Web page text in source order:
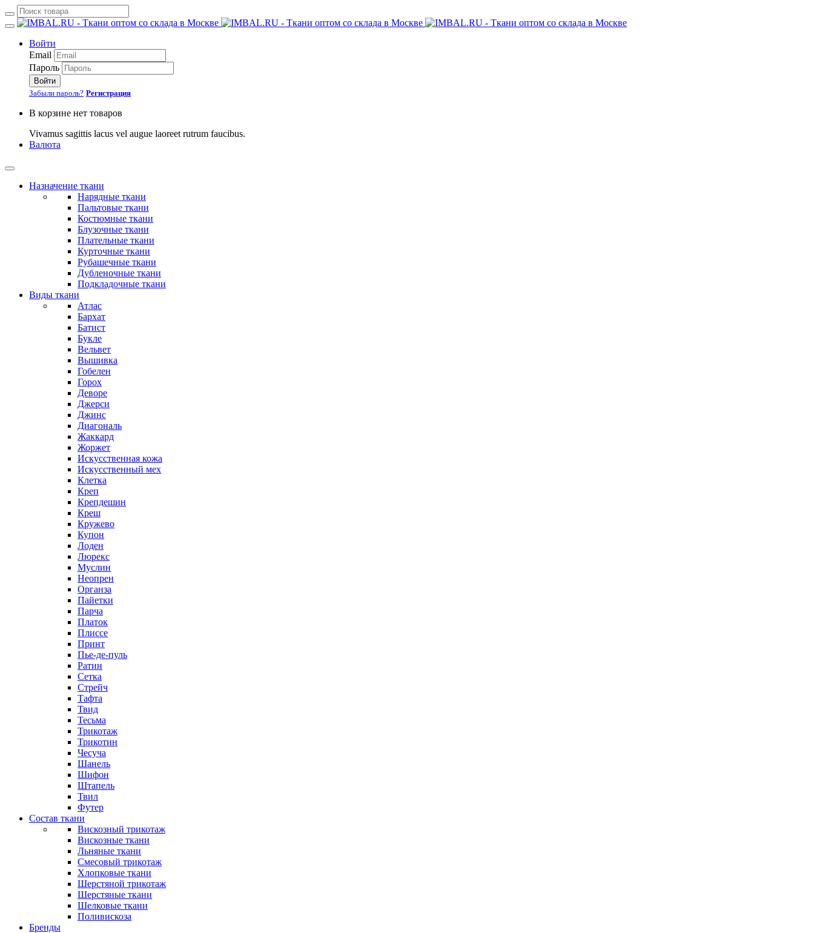
Войти
Email
Пароль
Войти
Забыли пароль? Регистрация
В корзине нет товаров
Vivamus sagittis lacus vel augue laoreet rutrum faucibus.
Валюта
Назначение ткани
Нарядные ткани
Пальтовые ткани
Костюмные ткани
Блузочные ткани
Плательные ткани
Курточные ткани
Рубашечные ткани
Дубленочные ткани
Подкладочные ткани
Виды ткани
Атлас
Бархат
Батист
Букле
Вельвет
Вышивка
Гобелен
Горох
Деворе
Джерси
Джинс
Диагональ
Жаккард
Жоржет
Искусственная кожа
Искусственный мех
Клетка
Креп
Крепдешин
Креш
Кружево
Купон
Лоден
Люрекс
Муслин
Неопрен
Органза
Пайетки
Парча
Платок
Плиссе
Принт
Пье-де-пуль
Ратин
Сетка
Стрейч
Тафта
Твид
Тесьма
Трикотаж
Трикотин
Чесуча
Шанель
Шифон
Штапель
Твил
Футер
Состав ткани
Вискозный трикотаж
Вискозные ткани
Льняные ткани
Смесовый трикотаж
Хлопковые ткани
Шерстяной трикотаж
Шерстяные ткани
Шелковые ткани
Поливискоза
Бренды